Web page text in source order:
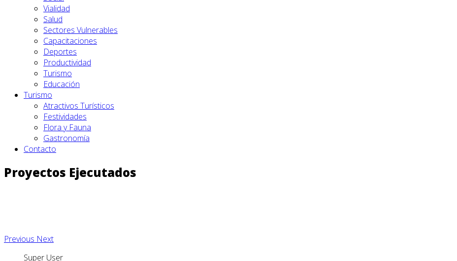
Vialidad
Salud
Sectores Vulnerables
Capacitaciones
Deportes
Productividad
Turismo
Educación
Turismo
Atractivos Turísticos
Festividades
Flora y Fauna
Gastronomía
Contacto
Proyectos Ejecutados
Previous Next
Super User